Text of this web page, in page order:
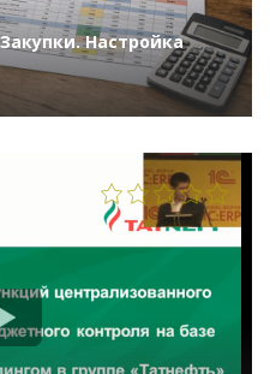
Настройка